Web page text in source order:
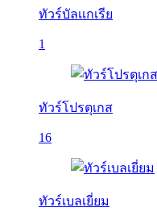
ทัวร์บัลเเกเรีย
1
ทัวร์โปรตุเกส
16
ทัวร์เบลเยี่ยม